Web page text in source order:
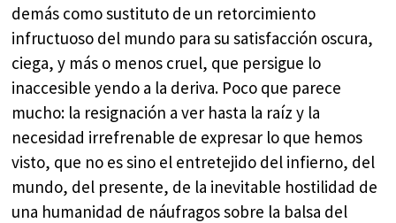
demás como sustituto de un retorcimiento
infructuoso del mundo para su satisfacción oscura,
ciega, y más o menos cruel, que persigue lo
inaccesible yendo a la deriva. Poco que parece
mucho: la resignación a ver hasta la raíz y la
necesidad irrefrenable de expresar lo que hemos
visto, que no es sino el entretejido del infierno, del
mundo, del presente, de la inevitable hostilidad de
una humanidad de náufragos sobre la balsa del